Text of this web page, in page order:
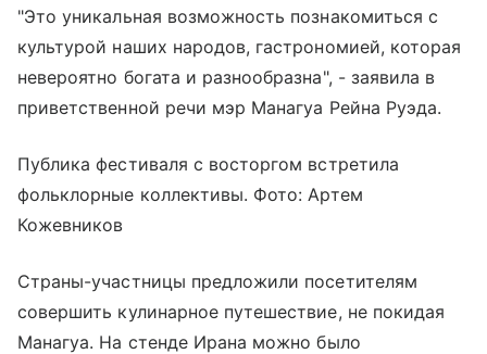
"Это уникальная возможность познакомиться с
культурой наших народов, гастрономией, которая
невероятно богата и разнообразна", - заявила в
приветственной речи мэр Манагуа Рейна Руэда.
Публика фестиваля с восторгом встретила
фольклорные коллективы. Фото: Артем
Кожевников
Страны-участницы предложили посетителям
совершить кулинарное путешествие, не покидая
Манагуа. На стенде Ирана можно было